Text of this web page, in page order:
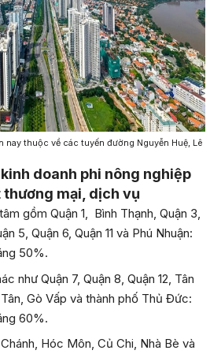
nay thuộc về các tuyến đường Nguyễn Huệ, Lê
doanh phi nông nghiệp
thương mại, dịch vụ​
gồm Quận 1, Bình Thạnh, Quận 3,
5, Quận 6, Quận 11 và Phú Nhuận:
50%.
như Quận 7, Quận 8, Quận 12, Tân
Gò Vấp và thành phố Thủ Đức:
60%.
Hóc Môn, Củ Chi, Nhà Bè và